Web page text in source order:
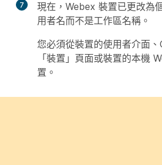
7
現在，Webex 裝置已更改為
用者名而不是工作區名稱。
您必須從裝置的使用者介面
「裝置」頁面或裝置的本機
置。